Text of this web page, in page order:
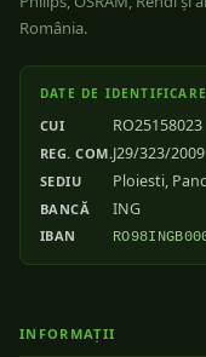
România.
DATE DE IDENTIFICARE
CUI RO25158023
REG. COM.J29/323/2009
SEDIU Ploiesti,
BANCĂ ING
IBAN
INFORMAȚII